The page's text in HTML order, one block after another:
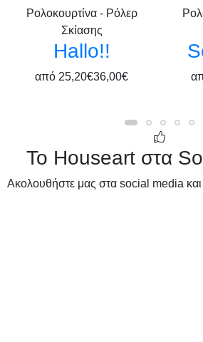
Ρολοκουρτίνα - Ρόλερ
Σκίασης
Hallo!!
από 25,20€36,00€
Το Houseart στα
Ακολουθήστε μας στα social media και